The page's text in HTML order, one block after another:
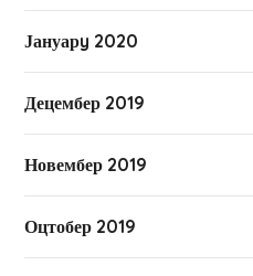
Јануарy 2020
Децембер 2019
Новембер 2019
Оцтобер 2019